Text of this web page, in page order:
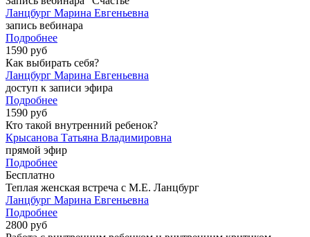
Ланцбург Марина Евгеньевна
запись вебинара
Подробнее
1590 руб
Как выбирать себя?
Ланцбург Марина Евгеньевна
доступ к записи эфира
Подробнее
1590 руб
Кто такой внутренний ребенок?
Крысанова Татьяна Владимировна
прямой эфир
Подробнее
Бесплатно
Теплая женская встреча с М.Е. Ланцбург
Ланцбург Марина Евгеньевна
Подробнее
2800 руб